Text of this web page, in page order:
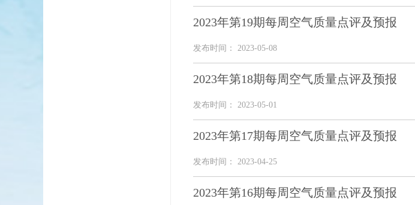
2023年第19期每周空气质量点评及预报
发布时间： 2023-05-08
2023年第18期每周空气质量点评及预报
发布时间： 2023-05-01
2023年第17期每周空气质量点评及预报
发布时间： 2023-04-25
2023年第16期每周空气质量点评及预报